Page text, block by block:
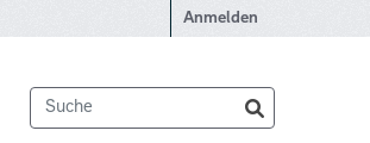
Anmelden